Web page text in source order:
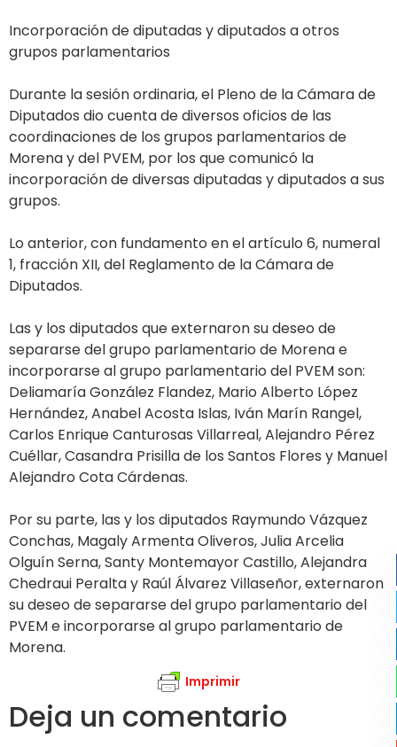
Incorporación de diputadas y diputados a otros
grupos parlamentarios
Durante la sesión ordinaria, el Pleno de la Cámara de
Diputados dio cuenta de diversos oficios de las
coordinaciones de los grupos parlamentarios de
Morena y del PVEM, por los que comunicó la
incorporación de diversas diputadas y diputados a sus
grupos.
Lo anterior, con fundamento en el artículo 6, numeral
1, fracción XII, del Reglamento de la Cámara de
Diputados.
Las y los diputados que externaron su deseo de
separarse del grupo parlamentario de Morena e
incorporarse al grupo parlamentario del PVEM son:
Deliamaría González Flandez, Mario Alberto López
Hernández, Anabel Acosta Islas, Iván Marín Rangel,
Carlos Enrique Canturosas Villarreal, Alejandro Pérez
Cuéllar, Casandra Prisilla de los Santos Flores y Manuel
Alejandro Cota Cárdenas.
Por su parte, las y los diputados Raymundo Vázquez
Conchas, Magaly Armenta Oliveros, Julia Arcelia
Olguín Serna, Santy Montemayor Castillo, Alejandra
Chedraui Peralta y Raúl Álvarez Villaseñor, externaron
su deseo de separarse del grupo parlamentario del
PVEM e incorporarse al grupo parlamentario de
Morena.
Imprimir
Deja un comentario